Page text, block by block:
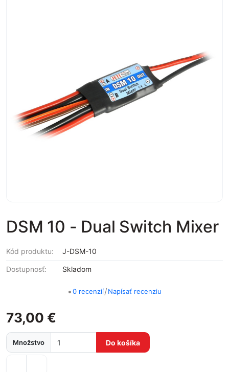
DSM 10 - Dual Switch Mixer
Kód produktu: J-DSM-10
Dostupnosť: Skladom
•0 recenzií/Napísať recenziu
73,00 €
Množstvo Do košíka